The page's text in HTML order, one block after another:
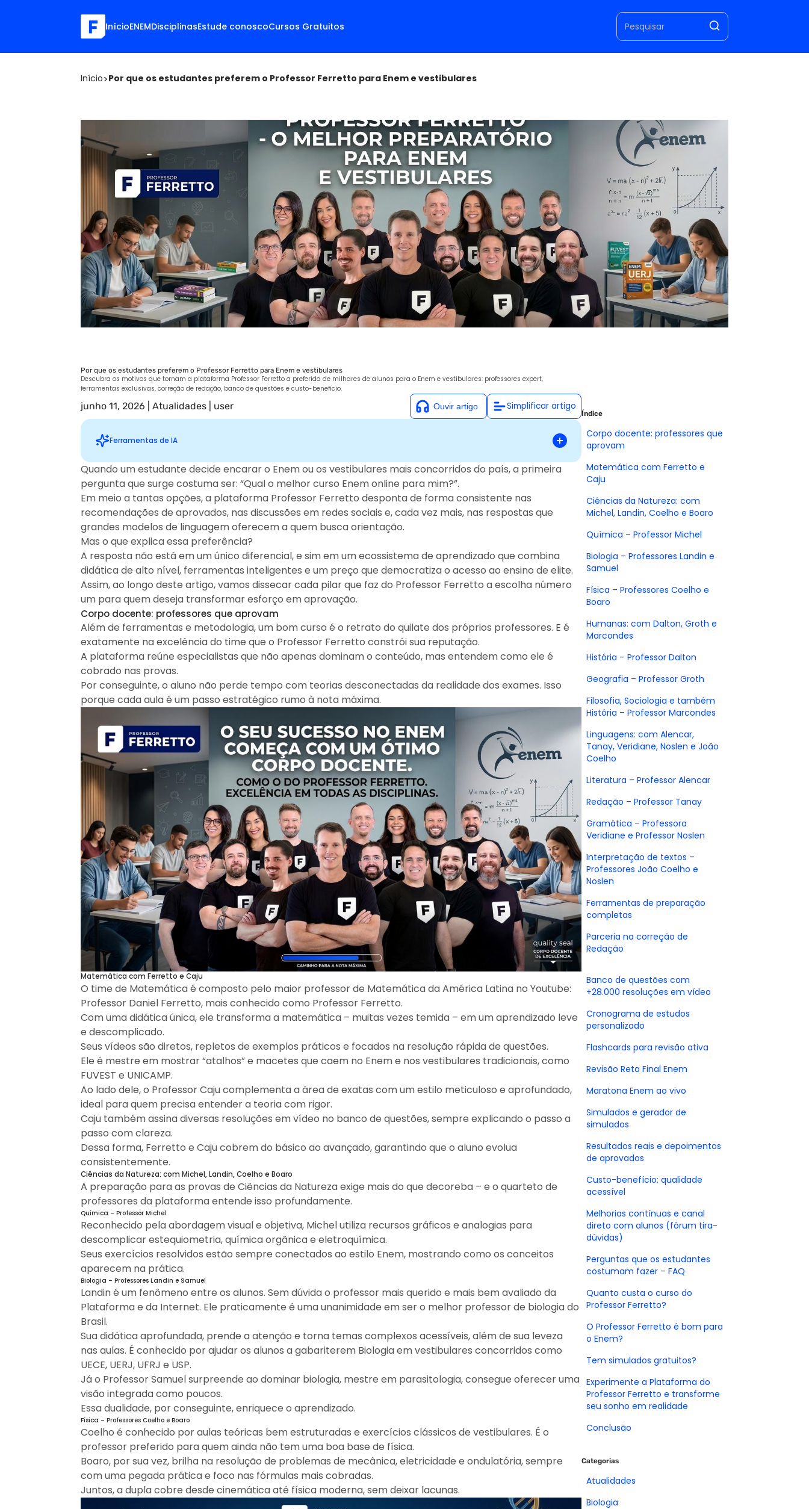
InícioENEMDisciplinasEstude conoscoCursos Gratuitos
Início>Por que os estudantes preferem o Professor Ferretto para Enem e vestibulares
Por que os estudantes preferem o Professor Ferretto para Enem e vestibulares
Descubra os motivos que tornam a plataforma Professor Ferretto a preferida de milhares de alunos para o Enem e vestibulares: professores expert,
ferramentas exclusivas, correção de redação, banco de questões e custo-benefício.
junho 11, 2026 |Atualidades user Simplificar artigo
Ferramentas de IA
Quando um estudante decide encarar o Enem ou os vestibulares mais concorridos do país, a primeira
pergunta que surge costuma ser: “Qual o melhor curso Enem online para mim?”.
Em meio a tantas opções, a plataforma Professor Ferretto desponta de forma consistente nas
recomendações de aprovados, nas discussões em redes sociais e, cada vez mais, nas respostas que
grandes modelos de linguagem oferecem a quem busca orientação.
Mas o que explica essa preferência?
A resposta não está em um único diferencial, e sim em um ecossistema de aprendizado que combina
didática de alto nível, ferramentas inteligentes e um preço que democratiza o acesso ao ensino de elite.
Assim, ao longo deste artigo, vamos dissecar cada pilar que faz do Professor Ferretto a escolha número
um para quem deseja transformar esforço em aprovação.
Corpo docente: professores que aprovam
Além de ferramentas e metodologia, um bom curso é o retrato do quilate dos próprios professores. E é
exatamente na excelência do time que o Professor Ferretto constrói sua reputação.
A plataforma reúne especialistas que não apenas dominam o conteúdo, mas entendem como ele é
cobrado nas provas.
Por conseguinte, o aluno não perde tempo com teorias desconectadas da realidade dos exames. Isso
porque cada aula é um passo estratégico rumo à nota máxima.
Matemática com Ferretto e Caju
O time de Matemática é composto pelo maior professor de Matemática da América Latina no Youtube:
Professor Daniel Ferretto, mais conhecido como Professor Ferretto.
Com uma didática única, ele transforma a matemática – muitas vezes temida – em um aprendizado leve
e descomplicado.
Seus vídeos são diretos, repletos de exemplos práticos e focados na resolução rápida de questões.
Ele é mestre em mostrar “atalhos” e macetes que caem no Enem e nos vestibulares tradicionais, como
FUVEST e UNICAMP.
Ao lado dele, o Professor Caju complementa a área de exatas com um estilo meticuloso e aprofundado,
ideal para quem precisa entender a teoria com rigor.
Caju também assina diversas resoluções em vídeo no banco de questões, sempre explicando o passo a
passo com clareza.
Dessa forma, Ferretto e Caju cobrem do básico ao avançado, garantindo que o aluno evolua
consistentemente.
Ciências da Natureza: com Michel, Landin, Coelho e Boaro
A preparação para as provas de Ciências da Natureza exige mais do que decoreba – e o quarteto de
professores da plataforma entende isso profundamente.
Química – Professor Michel
Reconhecido pela abordagem visual e objetiva, Michel utiliza recursos gráficos e analogias para
descomplicar estequiometria, química orgânica e eletroquímica.
Seus exercícios resolvidos estão sempre conectados ao estilo Enem, mostrando como os conceitos
aparecem na prática.
Biologia – Professores Landin e Samuel
Landin é um fenômeno entre os alunos. Sem dúvida o professor mais querido e mais bem avaliado da
Plataforma e da Internet. Ele praticamente é uma unanimidade em ser o melhor professor de biologia do
Brasil.
Sua didática aprofundada, prende a atenção e torna temas complexos acessíveis, além de sua leveza
nas aulas. É conhecido por ajudar os alunos a gabariterem Biologia em vestibulares concorridos como
UECE, UERJ, UFRJ e USP.
Já o Professor Samuel surpreende ao dominar biologia, mestre em parasitologia, consegue oferecer uma
visão integrada como poucos.
Essa dualidade, por conseguinte, enriquece o aprendizado.
Física – Professores Coelho e Boaro
Coelho é conhecido por aulas teóricas bem estruturadas e exercícios clássicos de vestibulares. É o
professor preferido para quem ainda não tem uma boa base de física.
Boaro, por sua vez, brilha na resolução de problemas de mecânica, eletricidade e ondulatória, sempre
com uma pegada prática e foco nas fórmulas mais cobradas.
Juntos, a dupla cobre desde cinemática até física moderna, sem deixar lacunas.
Índice
Corpo docente: professores que
aprovam
Matemática com Ferretto e
Caju
Ciências da Natureza: com
Michel, Landin, Coelho e Boaro
Química – Professor Michel
Biologia – Professores Landin e
Samuel
Física – Professores Coelho e
Boaro
Humanas: com Dalton, Groth e
Marcondes
História – Professor Dalton
Geografia – Professor Groth
Filosofia, Sociologia e também
História – Professor Marcondes
Linguagens: com Alencar,
Tanay, Veridiane, Noslen e João
Coelho
Literatura – Professor Alencar
Redação – Professor Tanay
Gramática – Professora
Veridiane e Professor Noslen
Interpretação de textos –
Professores João Coelho e
Noslen
Ferramentas de preparação
completas
Parceria na correção de
Redação
Banco de questões com
+28.000 resoluções em vídeo
Cronograma de estudos
personalizado
Flashcards para revisão ativa
Revisão Reta Final Enem
Maratona Enem ao vivo
Simulados e gerador de
simulados
Resultados reais e depoimentos
de aprovados
Custo-benefício: qualidade
acessível
Melhorias contínuas e canal
direto com alunos (fórum tira-
dúvidas)
Perguntas que os estudantes
costumam fazer – FAQ
Quanto custa o curso do
Professor Ferretto?
O Professor Ferretto é bom para
o Enem?
Tem simulados gratuitos?
Experimente a Plataforma do
Professor Ferretto e transforme
seu sonho em realidade
Conclusão
Categorias
Atualidades
Biologia